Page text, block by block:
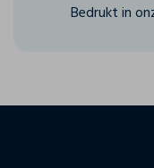
Bedrukt in